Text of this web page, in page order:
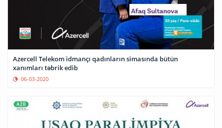
Azercell Telekom idmançı qadınların simasında bütün
xanımları təbrik edib
06-03-2020